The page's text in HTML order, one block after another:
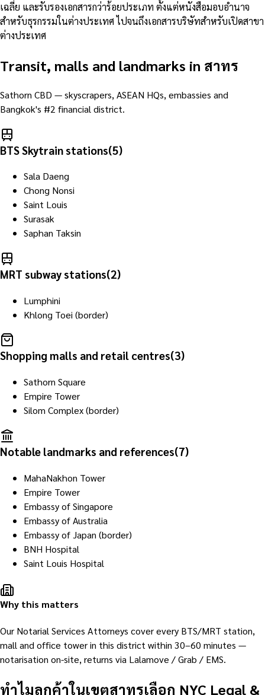
เฉลี่ย และรับรองเอกสารกว่าร้อยประเภท ตั้งแต่หนังสือมอบอำนาจ
สำหรับธุรกรรมในต่างประเทศ ไปจนถึงเอกสารบริษัทสำหรับเปิดสาขา
ต่างประเทศ
Transit, malls and landmarks in สาทร
Sathorn CBD — skyscrapers, ASEAN HQs, embassies and
Bangkok's #2 financial district.
BTS Skytrain stations(5)
Sala Daeng
Chong Nonsi
Saint Louis
Surasak
Saphan Taksin
MRT subway stations(2)
Lumphini
Khlong Toei (border)
Shopping malls and retail centres(3)
Sathorn Square
Empire Tower
Silom Complex (border)
Notable landmarks and references(7)
MahaNakhon Tower
Empire Tower
Embassy of Singapore
Embassy of Australia
Embassy of Japan (border)
BNH Hospital
Saint Louis Hospital
Why this matters
Our Notarial Services Attorneys cover every BTS/MRT station,
mall and office tower in this district within 30–60 minutes —
notarisation on-site, returns via Lalamove / Grab / EMS.
ทำไมลูกค้าในเขตสาทรเลือก NYC Legal &